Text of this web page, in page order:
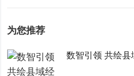
为您推荐
数智引领 共绘县